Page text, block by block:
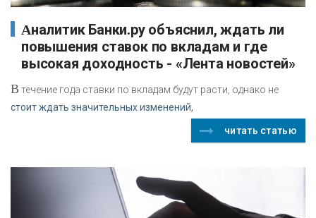
Аналитик Банки.ру объяснил, ждать ли
повышения ставок по вкладам и где
высокая доходность - «Лента новостей»
В течение года ставки по вкладам будут расти, однако не
стоит ждать значительных изменений,
читать статью